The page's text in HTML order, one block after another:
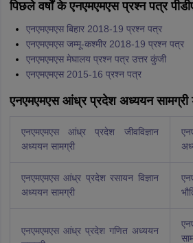
पिछले वर्षों के एनएमएमएस प्रश्न पत्र
एनएमएमएस बिहार 2018-19 प्रश्न पत्र
एनएमएमएस जम्मू-कश्मीर 2018-19 प्रश्न पत्र
एनएमएमएस मेघालय प्रश्न पत्र उत्तर कुंजी
एनएमएमएस 2015-16 प्रश्न पत्र
एनएमएमएस आंध्र प्रदेश अध्ययन सामग्री
एनएमएमएस आंध्र प्रदेश जीवविज्ञान
अध्ययन सामग्री
एनएमएमएस आंध्र प्रदेश रसायन विज्ञान
अध्ययन सामग्री
एनएमएमएस आंध्र प्रदेश गणित अध्ययन